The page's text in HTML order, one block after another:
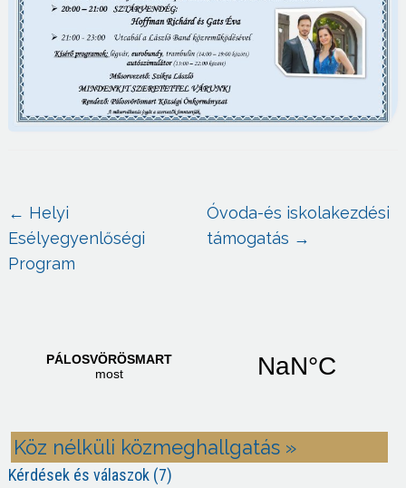
Köz nélküli közmeghallgatás »
Kérdések és válaszok (7)
← Helyi
Esélyegyenlőségi
Program
Óvoda-és iskolakezdési
támogatás →